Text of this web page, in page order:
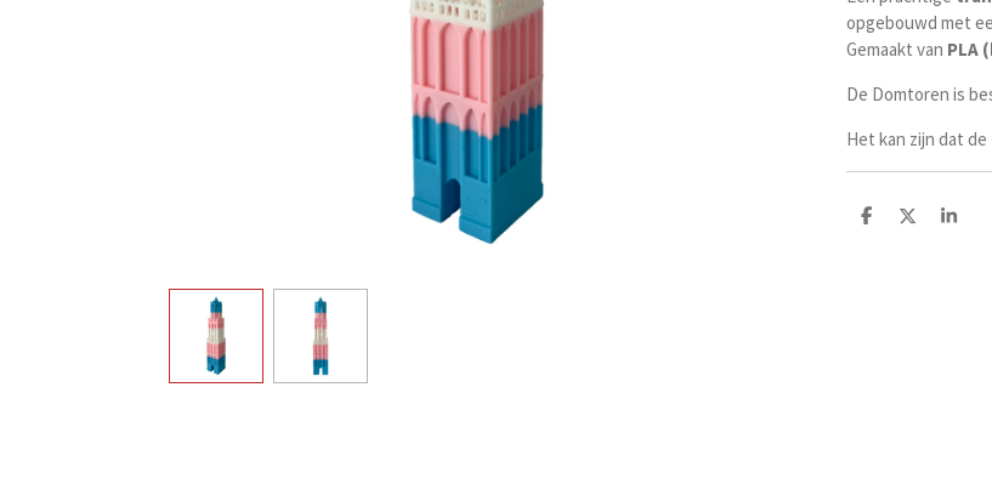
opgebouwd met
Gemaakt van PLA
De Domtoren is
Het kan zijn dat
D
D
S